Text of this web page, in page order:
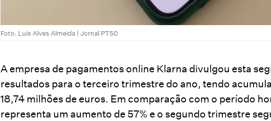
Foto: Luís Alves Almeida | Jornal PT50
A empresa de pagamentos online Klarna divulgou esta
resultados para o terceiro trimestre do ano, tendo
18,74 milhões de euros. Em comparação com o período
representa um aumento de 57% e o segundo trimestre